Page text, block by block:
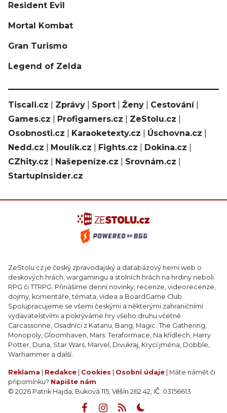
Resident Evil
Mortal Kombat
Gran Turismo
Legend of Zelda
Tiscali.cz Zprávy Sport Ženy Cestování|
Games.cz
Profigamers.cz ZeStolu.cz
Osobnosti.cz
Karaoketexty.cz Úschovna.cz
Nedd.cz
Moulík.cz Fights.cz Dokina.cz
CZhity.cz
Našepeníze.cz Srovnám.cz
StartupInsider.cz
ZeStolu.cz je český zpravodajský a databázový herní web o
deskových hrách, wargamingu a stolních hrách na hrdiny neboli
RPG či TTRPG. Přinášíme denní novinky, recenze, videorecenze,
dojmy, komentáře, témata, videa a BoardGame Club.
Spolupracujeme se všemi českými a některými zahraničními
vydavatelstvími a pokrýváme hry všeho druhu včetně
Carcassonne, Osadníci z Katanu, Bang, Magic: The Gathering,
Monopoly, Gloomhaven, Mars: Teraformace, Na křídlech, Harry
Potter, Duna, Star Wars, Marvel, Divukraj, Krycí jména, Dobble,
Warhammer a další.
Reklama Redakce Cookies Osobní údaje | Máte námět či
připomínku? Napište nám
© 2026 Patrik Hajda, Buková 115, Věšín 262 42, IČ: 03156613